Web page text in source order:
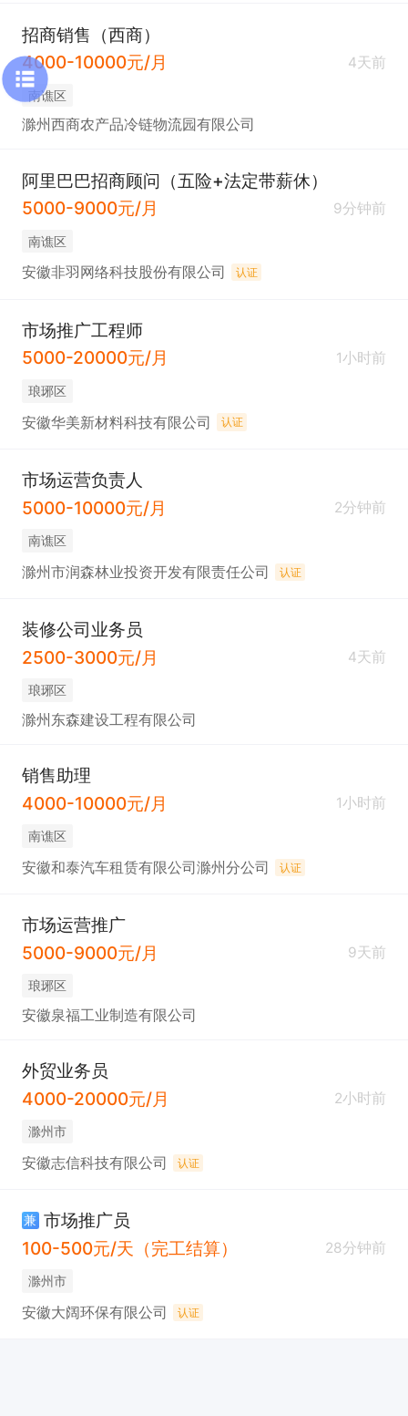
招商销售（西商）
4000-10000元/月
4天前
南谯区
滁州西商农产品冷链物流园有限公司
阿里巴巴招商顾问（五险+法定带薪休）
5000-9000元/月
9分钟前
南谯区
安徽非羽网络科技股份有限公司 认证
市场推广工程师
5000-20000元/月
1小时前
琅琊区
安徽华美新材料科技有限公司 认证
市场运营负责人
5000-10000元/月
2分钟前
南谯区
滁州市润森林业投资开发有限责任公司 认证
装修公司业务员
2500-3000元/月
4天前
琅琊区
滁州东森建设工程有限公司
销售助理
4000-10000元/月
1小时前
南谯区
安徽和泰汽车租赁有限公司滁州分公司 认证
市场运营推广
5000-9000元/月
9天前
琅琊区
安徽泉福工业制造有限公司
外贸业务员
4000-20000元/月
2小时前
滁州市
安徽志信科技有限公司 认证
兼 市场推广员
100-500元/天（完工结算）
28分钟前
滁州市
安徽大阔环保有限公司 认证